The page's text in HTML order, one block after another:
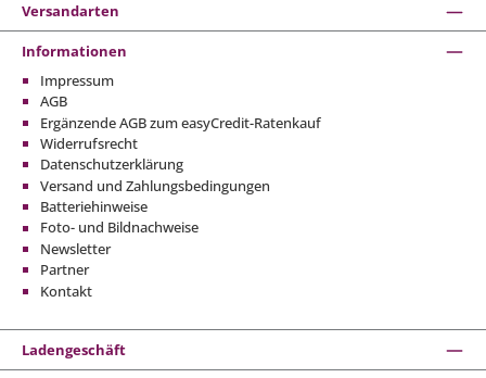
Versandarten
Informationen
Impressum
AGB
Ergänzende AGB zum easyCredit-Ratenkauf
Widerrufsrecht
Datenschutzerklärung
Versand und Zahlungsbedingungen
Batteriehinweise
Foto- und Bildnachweise
Newsletter
Partner
Kontakt
Ladengeschäft